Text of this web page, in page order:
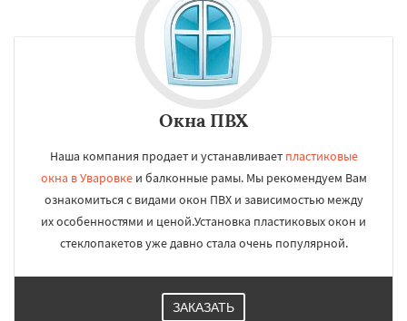
Окна ПВХ
Наша компания продает и устанавливает пластиковые
окна в Уваровкеи балконные рамы. Мы рекомендуем Вам
ознакомиться с видами окон ПВХ и зависимостью между
их особенностями и ценой.Установка пластиковых окон и
стеклопакетов уже давно стала очень популярной.
ЗАКАЗАТЬ